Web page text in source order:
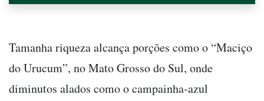
Tamanha riqueza alcança porções como o “Maciço
do Urucum”, no Mato Grosso do Sul, onde
diminutos alados como o campainha-azul